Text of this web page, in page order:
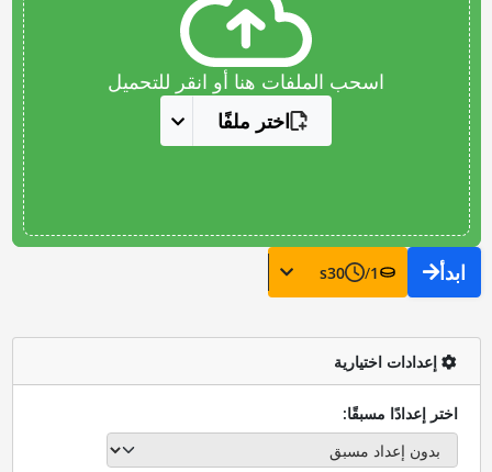
اسحب الملفات هنا أو انقر للتحميل
اختر ملفًا
ابدأ 1
/
30
s
إعدادات اختيارية
اختر إعدادًا مسبقًا: